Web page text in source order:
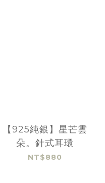
【925純銀】星芒雲
朵。針式耳環
NT$880